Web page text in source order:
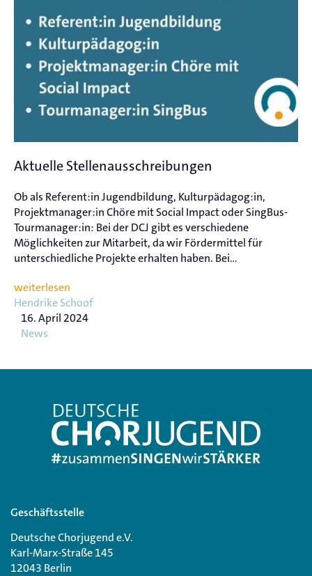
Aktuelle Stellenausschreibungen
Ob als Referent:in Jugendbildung, Kulturpädagog:in,
Projektmanager:in Chöre mit Social Impact oder SingBus-
Tourmanager:in: Bei der DCJ gibt es verschiedene
Möglichkeiten zur Mitarbeit, da wir Fördermittel für
unterschiedliche Projekte erhalten haben. Bei...
weiterlesen
Hendrike Schoof
16. April 2024
News
Geschäftsstelle
Deutsche Chorjugend e.V.
Karl-Marx-Straße 145
12043 Berlin